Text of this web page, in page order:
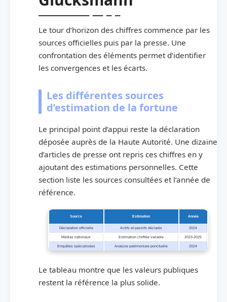
Le tour d’horizon des chiffres commence par les
sources officielles puis par la presse. Une
confrontation des éléments permet d’identifier
les convergences et les écarts.
Les différentes sources
d’estimation de la fortune
Le principal point d’appui reste la déclaration
déposée auprès de la Haute Autorité. Une dizaine
d’articles de presse ont repris ces chiffres en y
ajoutant des estimations personnelles. Cette
section liste les sources consultées et l’année de
référence.
Source Estimation Année
Déclaration officielle Actifs et passifs déclarés 2024
Médias nationaux Estimation chiffrée variable 2023-2025
Enquêtes spécialisées Analyse patrimoniale ponctuelle 2024
Le tableau montre que les valeurs publiques
restent la référence la plus solide.